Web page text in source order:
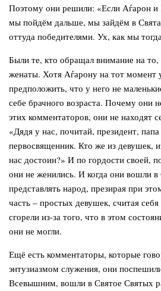
Поэтому они решили: «Если Аѓарон и
мы пойдём дальше, мы зайдём в
оттуда победителями. Ух, как мы
Были те, кто обращал внимание на
женаты. Хотя Аѓарону на тот момент
предположить, что у него не
себе брачного возраста. Почему
этих комментаторов, они не находят
«Дядя у нас, почитай, президент,
первосвященник. Кто же из девушек,
нас достоин?» И по гордости своей,
они не женились. И когда они вошли
представлять народ, презирая при
часть – простых девушек, считая
сгорели из-за того, что в этом
они не могли.
Ещё есть комментаторы, которые
энтузиазмом служения, они
Всевышним, вошли в Святое Святых